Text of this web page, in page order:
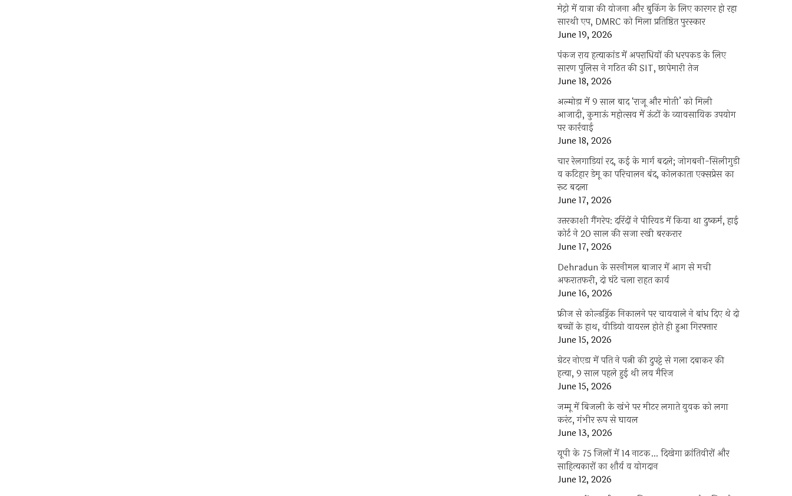
मेट्रो में यात्रा की योजना और बुकिंग के लिए कारगर हो रहा
सारथी एप, DMRC को मिला प्रतिष्ठित पुरस्कार
June 19, 2026
पंकज राय हत्याकांड में अपराधियों की धरपकड़ के लिए
सारण पुलिस ने गठित की SIT, छापेमारी तेज
June 18, 2026
अल्मोड़ा में 9 साल बाद ‘राजू और मोती’ को मिली
आजादी, कुमाऊं महोत्सव में ऊंटों के व्यावसायिक उपयोग
पर कार्रवाई
June 18, 2026
चार रेलगाड़ियां रद, कई के मार्ग बदले; जोगबनी-सिलीगुड़ी
व कटिहार डेमू का परिचालन बंद, कोलकाता एक्सप्रेस का
रूट बदला
June 17, 2026
उत्तरकाशी गैंगरेप: दरिंदों ने पीरियड में किया था दुष्कर्म, हाई
कोर्ट ने 20 साल की सजा रखी बरकरार
June 17, 2026
Dehradun के सरनीमल बाजार में आग से मची
अफरातफरी, दो घंटे चला राहत कार्य
June 16, 2026
फ्रीज से कोल्डड्रिंक निकालने पर चायवाले ने बांध दिए थे दो
बच्चों के हाथ, वीडियो वायरल होते ही हुआ गिरफ्तार
June 15, 2026
ग्रेटर नोएडा में पति ने पत्नी की दुपट्टे से गला दबाकर की
हत्या, 9 साल पहले हुई थी लव मैरिज
June 15, 2026
जम्मू में बिजली के खंभे पर मीटर लगाते युवक को लगा
करंट, गंभीर रूप से घायल
June 13, 2026
यूपी के 75 जिलों में 14 नाटक… दिखेगा क्रांतिवीरों और
साहित्यकारों का शौर्य व योगदान
June 12, 2026